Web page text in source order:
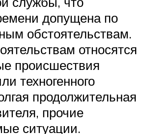
допущена по
обстоятельствам.
относятся
происшествия
техногенного
продолжительная
прочие
ситуации.